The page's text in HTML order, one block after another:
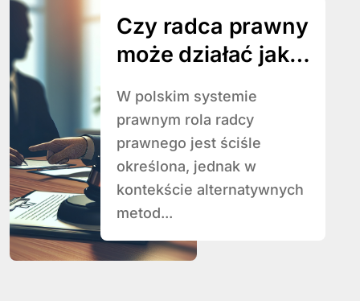
Czy radca prawny
może działać jako
sporach?
W polskim systemie
prawnym rola radcy
prawnego jest ściśle
określona, jednak w
kontekście alternatywnych
metod...